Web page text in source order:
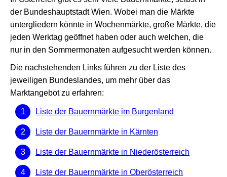
der Bundeshauptstadt Wien. Wobei man die Märkte
untergliedern könnte in Wochenmärkte, große Märkte, die
jeden Werktag geöffnet haben oder auch welchen, die
nur in den Sommermonaten aufgesucht werden können.
Die nachstehenden Links führen zu der Liste des
jeweiligen Bundeslandes, um mehr über das
Marktangebot zu erfahren:
Liste der Bauernmärkte im Burgenland
Liste der Bauernmärkte in Kärnten
Liste der Bauernmärkte in Niederösterreich
Liste der Bauernmärkte in Oberösterreich